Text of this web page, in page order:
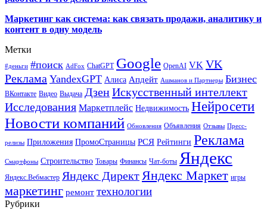
Маркетинг как система: как связать продажи, аналитику и
контент в одну модель
Метки
#деньги #поиск AdFox ChatGPT Google OpenAI VK VK
Реклама YandexGPT Алиса Апдейт Ашманов и Партнеры Бизнес
ВКонтакте Видео Выдача ДзенИскусственный интеллект
Исследования Маркетплейс Недвижимость Нейросети
Новости компаний Обновления Объявления Отзывы Пресс-
релизы Приложения ПромоСтраницы РСЯ Рейтинги Реклама
Смартфоны Строительство Товары Финансы Чат-боты Яндекс
Яндекс.Вебмастер Яндекс ДиректЯндекс Маркет игры
маркетинг ремонт технологии
Рубрики